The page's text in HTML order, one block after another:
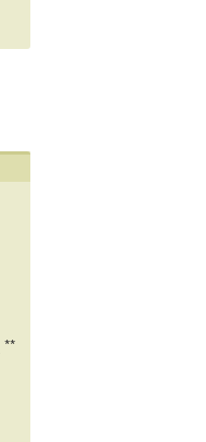
**